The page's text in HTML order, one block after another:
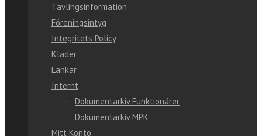
Tävlingsinformation
Föreningsintyg
Integritets Policy
Kläder
Länkar
Internt
Dokumentarkiv Funktionärer
Dokumentarkiv MPK
Mitt Konto